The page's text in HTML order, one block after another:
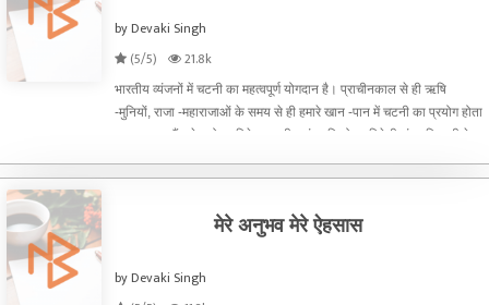
by Devaki Singh
(5/5)
21.8k
भारतीय व्यंजनों में चटनी का महत्वपूर्ण योगदान है। प्राचीनकाल से ही ऋषि
-मुनियों, राजा -महाराजाओं के समय से ही हमारे खान -पान में चटनी का प्रयोग होता
चला आ रहा हैं। देश हो या विदेश भारतीय संस्कृति हो या विदेशी संस्कृति सभी के
मेरे अनुभव मेरे ऐहसास
by Devaki Singh